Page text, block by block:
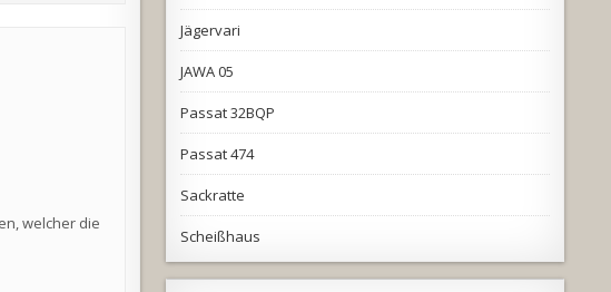
welcher die
Jägervari
JAWA 05
Passat 32BQP
Passat 474
Sackratte
Scheißhaus